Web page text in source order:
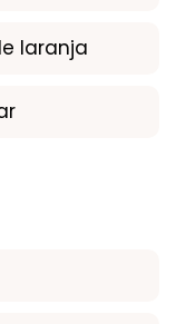
laranja